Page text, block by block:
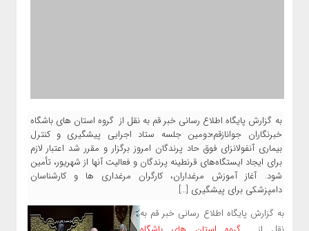
به گزارش پایگاه اطلاع رسانی خبر قم به نقل از گروه استان های باشگاه
خبرنگاران جوانازقم؛دومین جلسه ستاد اجرایی پیشگیری و کنترل
بیماری آنفولانزای فوق حاد پرندگان امروز برگزار و مقرر شد اعتبار لازم
برای ایجاد ایستگاه‌های قرنطینه پرندگان و فعالیت آنها از شهریور، تأمین
شود. آغاز آموزش مرغداران، کارگران مرغداری ها و کارشناسان
دامپزشکی برای پیشگیری […]
به گزارش پایگاه اطلاع رسانی خبر قم به